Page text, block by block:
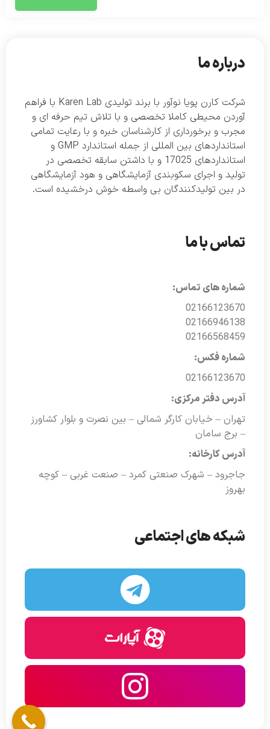
شبکه های اجتماعی
تماس با ما
شماره های تماس:
02166123670
02166946138
02166568459
شماره فکس:
02166123670
آدرس دفتر مرکزی:
تهران – خیابان کارگر شمالی – بین نصرت و بلوار کشاورز
– برج سامان
آدرس کارخانه:
جاجرود – شهرک صنعتی کمرد – صنعت غربی – کوچه
بهروز
درباره ما
شرکت کارن پویا نوآور با برند تولیدی Karen Lab با فراهم
آوردن محیطی کاملا تخصصی و با تلاش تیم حرفه ای و
مجرب و برخورداری از کارشناسان خبره و با رعایت تمامی
استانداردهای بین المللی از جمله استاندارد GMP و
استانداردهای 17025 و با داشتن سابقه تخصصی در
تولید و اجرای سکوبندی آزمایشگاهی و هود آزمایشگاهی
در بین تولیدکنندگان بی واسطه خوش درخشیده است.